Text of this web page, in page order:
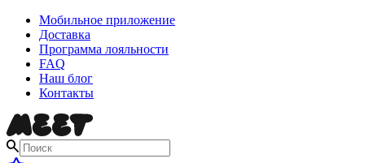
Мобильное приложение
Доставка
Программа лояльности
FAQ
Наш блог
Контакты